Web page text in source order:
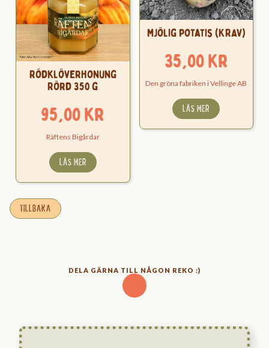
Mjölig potatis (KRAV)
35,00kr
Den gröna fabriken i Vellinge AB
LÄS MER
Rödklöverhonung
Rörd 350 g
95,00kr
Räftens Bigårdar
LÄS MER
TILLBAKA
DELA GÄRNA TILL NÅGON REKO :)